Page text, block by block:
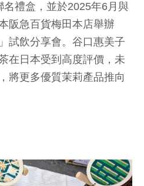
禮盒，並於2025年6月與
阪急百貨梅田本店舉辦
試飲分享會。谷口惠美子
在日本受到高度評價，未
將更多優質茉莉產品推向